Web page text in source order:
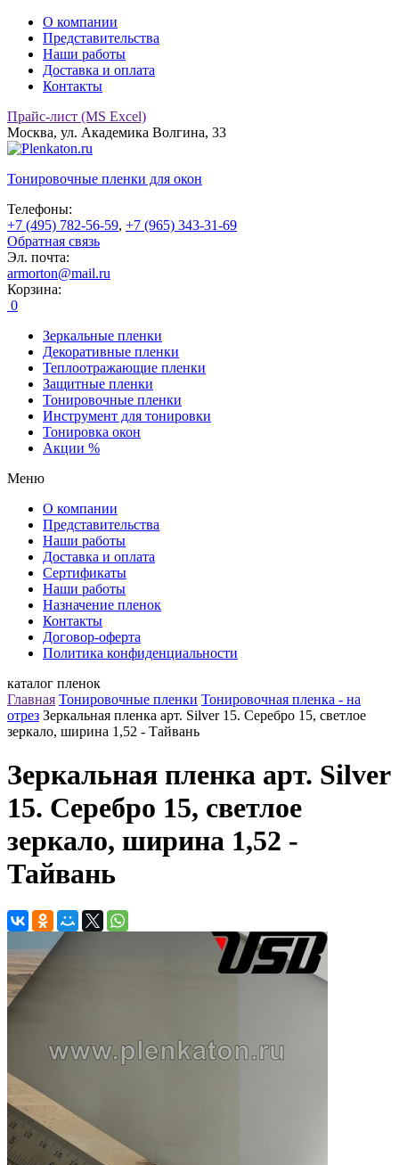
О компании
Представительства
Наши работы
Доставка и оплата
Контакты
Прайс-лист (MS Excel)
Москва, ул. Академика Волгина, 33
Тонировочные пленки для окон
Телефоны:
+7 (495) 782-56-59, +7 (965) 343-31-69
Обратная связь
Эл. почта:
armorton@mail.ru
Корзина:
0
Зеркальные пленки
Декоративные пленки
Теплоотражающие пленки
Защитные пленки
Тонировочные пленки
Инструмент для тонировки
Тонировка окон
Акции %
Меню
О компании
Представительства
Наши работы
Доставка и оплата
Сертификаты
Наши работы
Назначение пленок
Контакты
Договор-оферта
Политика конфиденциальности
каталог пленок
Главная Тонировочные пленки Тонировочная пленка - на
отрез Зеркальная пленка арт. Silver 15. Серебро 15, светлое
зеркало, ширина 1,52 - Тайвань
Зеркальная пленка арт. Silver
15. Серебро 15, светлое
зеркало, ширина 1,52 -
Тайвань